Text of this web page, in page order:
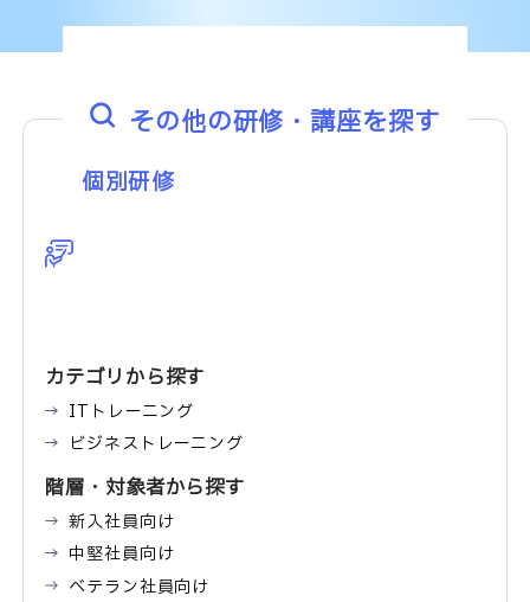
その他の研修・講座を探す
個別研修
カテゴリから探す
ITトレーニング
ビジネストレーニング
階層・対象者から探す
新入社員向け
中堅社員向け
ベテラン社員向け